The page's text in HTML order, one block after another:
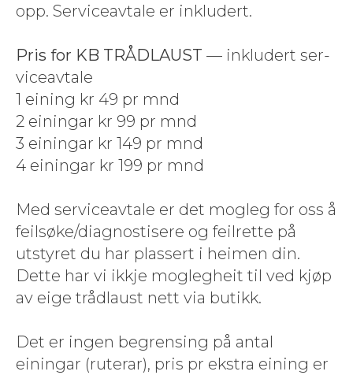
opp. Ser­viceav­tale er inklud­ert.
Pris for KB TRÅDLAUST — inklud­ert ser­
viceav­tale
1 ein­ing kr 49 pr mnd
2 einingar kr 99 pr mnd
3 einingar kr 149 pr mnd
4 einingar kr 199 pr mnd
Med ser­viceav­tale er det mog­leg for oss å
feilsøke/diagnostisere og feil­rette på
utstyret du har plassert i heimen din.
Dette har vi ikkje moglegheit til ved kjøp
av eige tråd­laust nett via butikk.
Det er ingen begrens­ing på antal
einingar (ruter­ar), pris pr ekstra ein­ing er